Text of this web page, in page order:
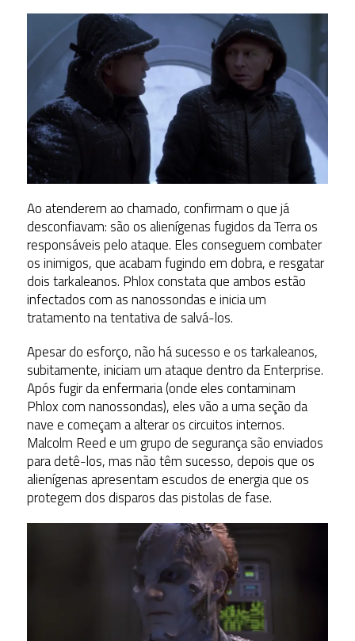
Ao atenderem ao chamado, confirmam o que já
desconfiavam: são os alienígenas fugidos da Terra os
responsáveis pelo ataque. Eles conseguem combater
os inimigos, que acabam fugindo em dobra, e resgatar
dois tarkaleanos. Phlox constata que ambos estão
infectados com as nanossondas e inicia um
tratamento na tentativa de salvá-los.
Apesar do esforço, não há sucesso e os tarkaleanos,
subitamente, iniciam um ataque dentro da Enterprise.
Após fugir da enfermaria (onde eles contaminam
Phlox com nanossondas), eles vão a uma seção da
nave e começam a alterar os circuitos internos.
Malcolm Reed e um grupo de segurança são enviados
para detê-los, mas não têm sucesso, depois que os
alienígenas apresentam escudos de energia que os
protegem dos disparos das pistolas de fase.